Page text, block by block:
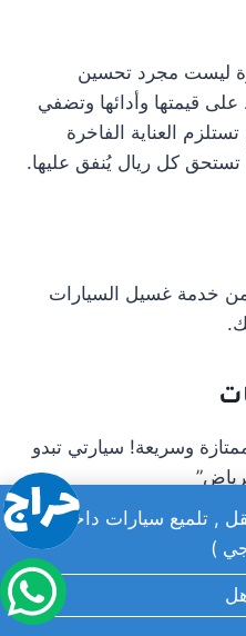
, تلميع سيارات داخلي
)
ليست مجرد تحسين
قيمتها وأدائها وتضفي
العناية الفاخرة
تستحق كل ريال يُنفق عليها.
خدمة غسيل السيارات
وسريعة! سيارتي تبدو
“تقييم 5 نجوم على Google: ‘أفضل خدمة تلميع
– سارة، الرياض”